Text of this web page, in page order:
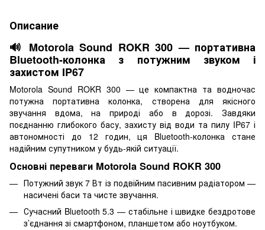
Описание
🔊 Motorola Sound ROKR 300 — портативна
Bluetooth-колонка з потужним звуком і
захистом IP67
Motorola Sound ROKR 300 — це компактна та водночас
потужна портативна колонка, створена для якісного
звучання вдома, на природі або в дорозі. Завдяки
поєднанню глибокого басу, захисту від води та пилу IP67 і
автономності до 12 годин, ця Bluetooth-колонка стане
надійним супутником у будь-якій ситуації.
Основні переваги Motorola Sound ROKR 300
Потужний звук 7 Вт із подвійним пасивним радіатором —
насичені баси та чисте звучання.
Сучасний Bluetooth 5.3 — стабільне і швидке бездротове
з’єднання зі смартфоном, планшетом або ноутбуком.